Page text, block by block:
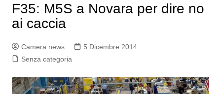
F35: M5S a Novara per dire no
ai caccia
Camera news
5 Dicembre 2014
Senza categoria